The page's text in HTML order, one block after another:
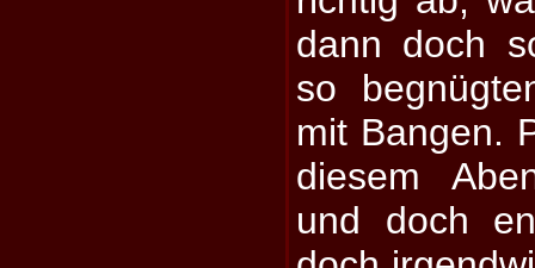
dann doch
so
mit Bangen.
diesem
und doch